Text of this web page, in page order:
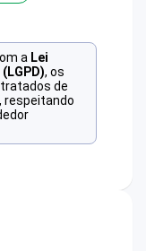
a Lei
, os
de
respeitando